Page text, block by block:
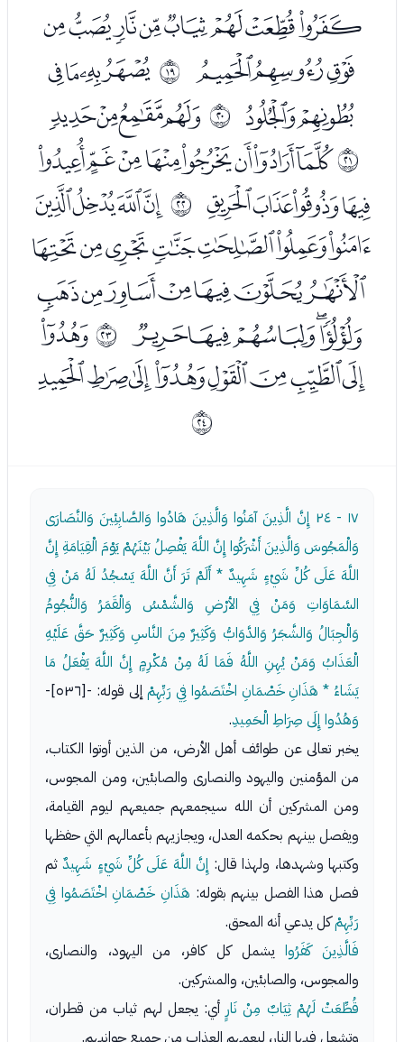
ﮥﮦﮧﮨﮩﮪﮫﮬ
ﮭﮮﮯ ﰒﮱﯓﯔﯕ
ﯖﯗ ﰓ ﯙﯚﯛﯜ
ﰔﯞﯟﯠﯡﯢﯣﯤﯥ
ﯦﯧﯨﯩ ﰕﯫﯬﯭﯮ
ﯯﯰﯱﯲﯳﯴﯵ
ﯶﯷﯸﯹﯺﯻﯼ
ﯽﯾﯿﰀﰁ ﰖﭑ
ﭒﭓﭔﭕﭖﭗﭘﭙ
ﰗ
١٧ - ٢٤
إِنَّ الَّذِينَ آمَنُوا وَالَّذِينَ هَادُوا وَالصَّابِئِينَ وَالنَّصَارَى
وَالْمَجُوسَ وَالَّذِينَ أَشْرَكُوا إِنَّ اللَّهَ يَفْصِلُ بَيْنَهُمْ يَوْمَ الْقِيَامَةِ إِنَّ
اللَّهَ عَلَى كُلِّ شَيْءٍ شَهِيدٌ * أَلَمْ تَرَ أَنَّ اللَّهَ يَسْجُدُ لَهُ مَنْ فِي
السَّمَاوَاتِ وَمَنْ فِي الأرْضِ وَالشَّمْسُ وَالْقَمَرُ وَالنُّجُومُ
وَالْجِبَالُ وَالشَّجَرُ وَالدَّوَابُّ وَكَثِيرٌ مِنَ النَّاسِ وَكَثِيرٌ حَقَّ عَلَيْهِ
الْعَذَابُ وَمَنْ يُهِنِ اللَّهُ فَمَا لَهُ مِنْ مُكْرِمٍ إِنَّ اللَّهَ يَفْعَلُ مَا
يَشَاءُ * هَذَانِ خَصْمَانِ اخْتَصَمُوا فِي رَبِّهِمْإلى قوله: -[٥٣٦]-
وَهُدُوا إِلَى صِرَاطِ الْحَمِيدِ.
يخبر تعالى عن طوائف أهل الأرض، من الذين أوتوا الكتاب،
من المؤمنين واليهود والنصارى والصابئين، ومن المجوس،
ومن المشركين أن الله سيجمعهم جميعهم ليوم القيامة،
ويفصل بينهم بحكمه العدل، ويجازيهم بأعمالهم التي حفظها
وكتبها وشهدها، ولهذا قال: إِنَّ اللَّهَ عَلَى كُلِّ شَيْءٍ شَهِيدٌثم
فصل هذا الفصل بينهم بقوله: هَذَانِ خَصْمَانِ اخْتَصَمُوا فِي
رَبِّهِمْكل يدعي أنه المحق.
فَالَّذِينَ كَفَرُوايشمل كل كافر، من اليهود، والنصارى،
والمجوس، والصابئين، والمشركين.
قُطِّعَتْ لَهُمْ ثِيَابٌ مِنْ نَارٍ أي: يجعل لهم ثياب من قطران،
وتشعل فيها النار، ليعمهم العذاب من جميع جوانبهم.